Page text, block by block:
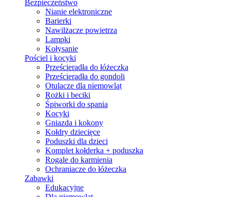
Bezpieczeństwo
Nianie elektroniczne
Barierki
Nawilżacze powietrza
Lampki
Kołysanie
Pościel i kocyki
Prześcieradła do łóżeczka
Prześcieradła do gondoli
Otulacze dla niemowląt
Rożki i beciki
Śpiworki do spania
Kocyki
Gniazda i kokony
Kołdry dziecięce
Poduszki dla dzieci
Komplet kołderka + poduszka
Rogale do karmienia
Ochraniacze do łóżeczka
Zabawki
Edukacyjne